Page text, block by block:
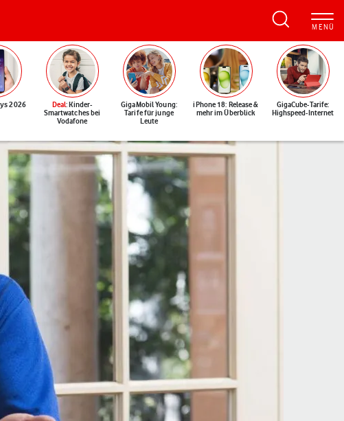
2026 Deal: Kinder-
Smartwatches bei
Vodafone
GigaMobil Young:
Tarife für junge
Leute
iPhone 18: Release &
mehr im Überblick
GigaCube-Tarife:
Highspeed-Internet